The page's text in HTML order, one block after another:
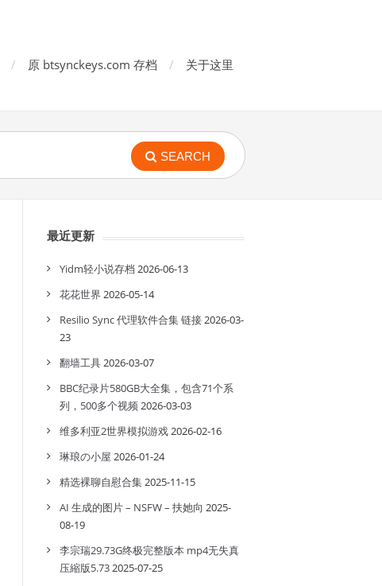
原 btsynckeys.com 存档 关于这里
SEARCH
最近更新
Yidm轻小说存档 2026-06-13
花花世界 2026-05-14
Resilio Sync 代理软件合集 链接2026-03-
23
翻墙工具2026-03-07
BBC纪录片580GB大全集，包含71个系
列，500多个视频2026-03-03
维多利亚2世界模拟游戏2026-02-16
琳琅の小屋 2026-01-24
精选裸聊自慰合集2025-11-15
AI 生成的图片 – NSFW – 扶她向 2025-
08-19
李宗瑞29.73G终极完整版本 mp4无失真
压縮版5.732025-07-25